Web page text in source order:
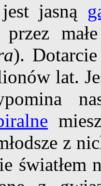
jasną
przez
).
lat.
z
światłem